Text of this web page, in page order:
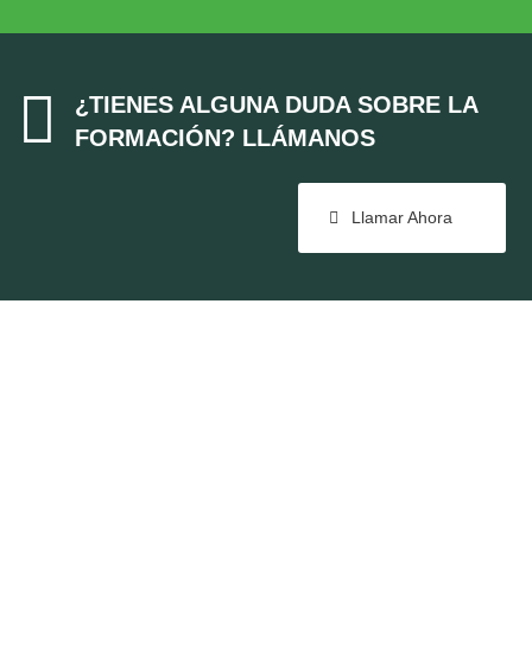

¿TIENES ALGUNA DUDA SOBRE LA
FORMACIÓN? LLÁMANOS
Llamar Ahora